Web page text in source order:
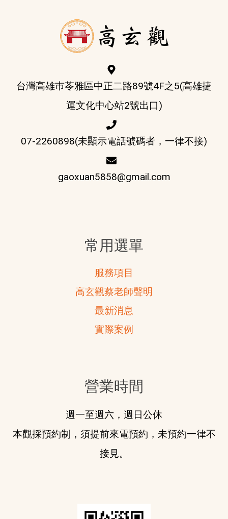
台灣高雄巿苓雅區中正二路89號4F之5(高雄捷
運文化中心站2號出口)
07-2260898(未顯示電話號碼者，一律不接)
gaoxuan5858@gmail.com
常用選單
服務項目
高玄觀蔡老師聲明
最新消息
實際案例
營業時間
週一至週六，週日公休
本觀採預約制，須提前來電預約，未預約一律不
接見。